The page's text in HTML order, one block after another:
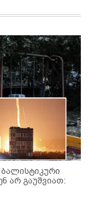
ბალისტიკური
არ გაუშვიათ: